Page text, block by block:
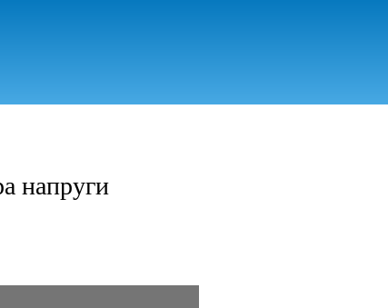
напруги